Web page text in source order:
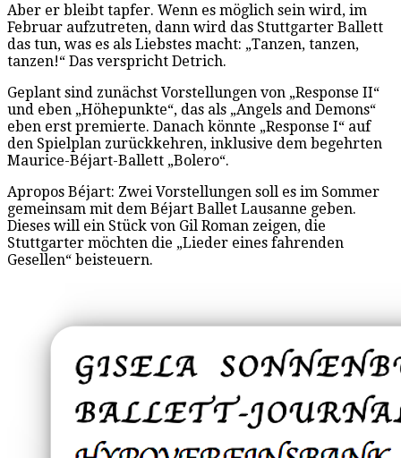
Aber er bleibt tapfer. Wenn es möglich sein wird, im
Februar aufzutreten, dann wird das Stuttgarter Ballett
das tun, was es als Liebstes macht: „Tanzen, tanzen,
tanzen!“ Das verspricht Detrich.
Geplant sind zunächst Vorstellungen von „Response II“
und eben „Höhepunkte“, das als „Angels and Demons“
eben erst premierte. Danach könnte „Response I“ auf
den Spielplan zurückkehren, inklusive dem begehrten
Maurice-Béjart-Ballett „Bolero“.
Apropos Béjart: Zwei Vorstellungen soll es im Sommer
gemeinsam mit dem Béjart Ballet Lausanne geben.
Dieses will ein Stück von Gil Roman zeigen, die
Stuttgarter möchten die „Lieder eines fahrenden
Gesellen“ beisteuern.